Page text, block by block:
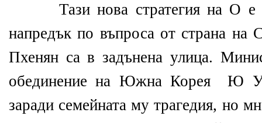
Тази нова стратегия на О е
напредък по въпроса от страна на
Пхенян са в задънена улица.
обединение на Южна Корея Ю
заради семейната му трагедия, но